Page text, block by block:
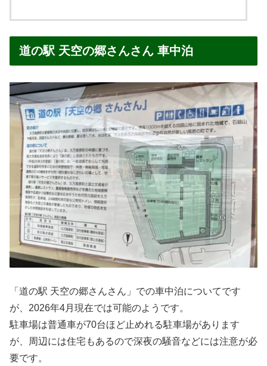
道の駅 天空の郷さんさん 車中泊
「道の駅 天空の郷さんさん」での車中泊についてです
が、2026年4月現在では可能のようです。
駐車場は普通車が70台ほど止めれる駐車場があります
が、周辺には住宅もあるので深夜の騒音などには注意が必
要です。